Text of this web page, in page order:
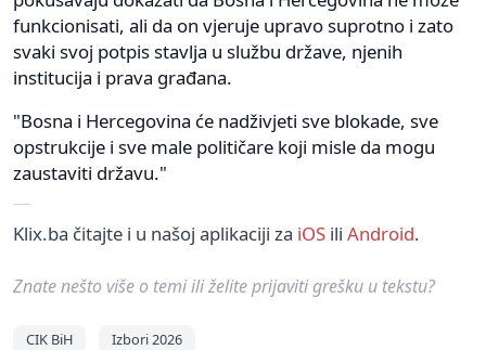
funkcionisati, ali da on vjeruje upravo suprotno i zato
svaki svoj potpis stavlja u službu države, njenih
institucija i prava građana.
"Bosna i Hercegovina će nadživjeti sve blokade, sve
opstrukcije i sve male političare koji misle da mogu
zaustaviti državu."
Klix.ba čitajte i u našoj aplikaciji za iOS ili Android.
Znate nešto više o temi ili želite prijaviti grešku u tekstu?
CIK BiH Izbori 2026